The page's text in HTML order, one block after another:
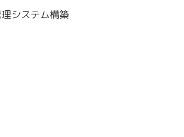
システム構築